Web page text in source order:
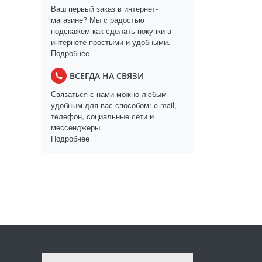
Ваш первый заказ в интернет-
магазине? Мы с радостью
подскажем как сделать покупки в
интернете простыми и удобными.
Подробнее
ВСЕГДА НА СВЯЗИ
Связаться с нами можно любым
удобным для вас способом: e-mail,
телефон, социальные сети и
мессенджеры.
Подробнее